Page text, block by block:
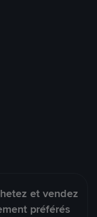
et vendez
préférés